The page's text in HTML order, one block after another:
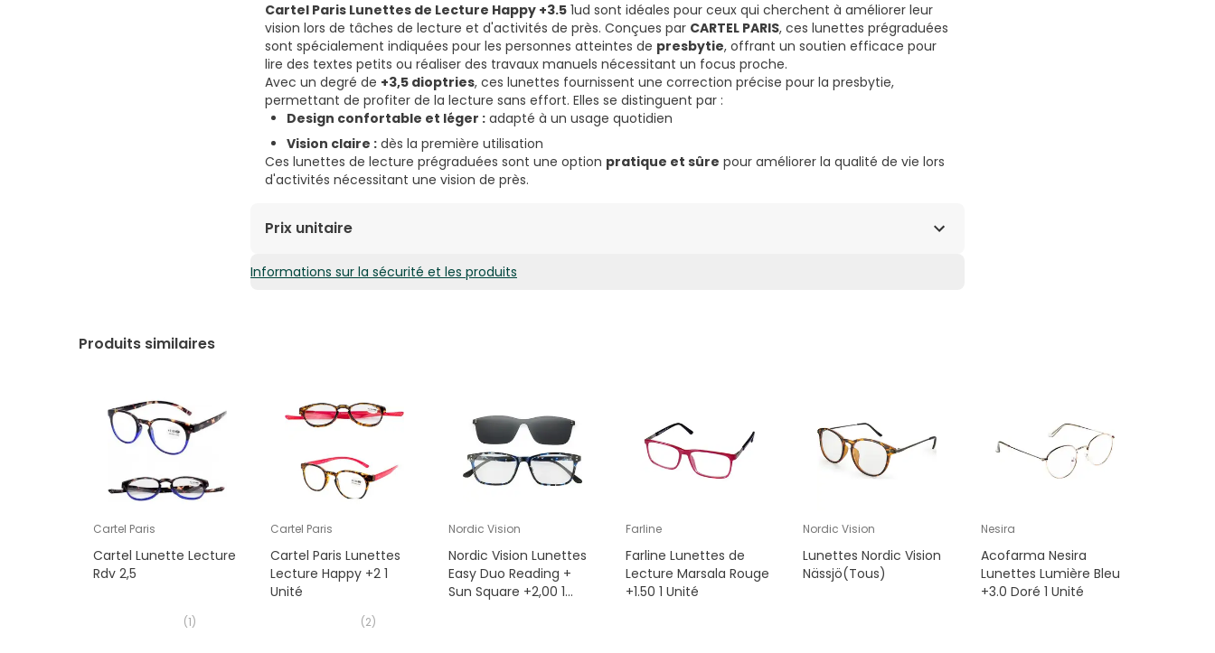
Cartel Paris Lunettes de Lecture Happy +3.5 1ud sont idéales pour ceux qui cherchent à améliorer leur
vision lors de tâches de lecture et d'activités de près. Conçues par CARTEL PARIS, ces lunettes prégraduées
sont spécialement indiquées pour les personnes atteintes de presbytie, offrant un soutien efficace pour
lire des textes petits ou réaliser des travaux manuels nécessitant un focus proche.
Avec un degré de +3,5 dioptries, ces lunettes fournissent une correction précise pour la presbytie,
permettant de profiter de la lecture sans effort. Elles se distinguent par :
Design confortable et léger : adapté à un usage quotidien
Vision claire : dès la première utilisation
Ces lunettes de lecture prégraduées sont une option pratique et sûre pour améliorer la qualité de vie lors
d'activités nécessitant une vision de près.
Prix unitaire
11,59€ / Unités
Informations sur la sécurité et les produits
Produits similaires
Cartel Paris
Cartel Lunette Lecture
Rdv 2,5
(1)
Cartel Paris
Cartel Paris Lunettes
Lecture Happy +2 1
Unité
(2)
Nordic Vision
Nordic Vision Lunettes
Easy Duo Reading +
Sun Square +2,00 1
Farline
Farline Lunettes de
Lecture Marsala Rouge
+1.50 1 Unité
Nordic Vision
Lunettes Nordic Vision
Nässjö(Tous)
Nesira
Acofarma Nesira
Lunettes Lumière Bleu
+3.0 Doré 1 Unité